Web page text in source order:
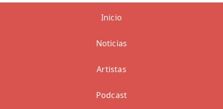
Inicio
Noticias
Artistas
Podcast